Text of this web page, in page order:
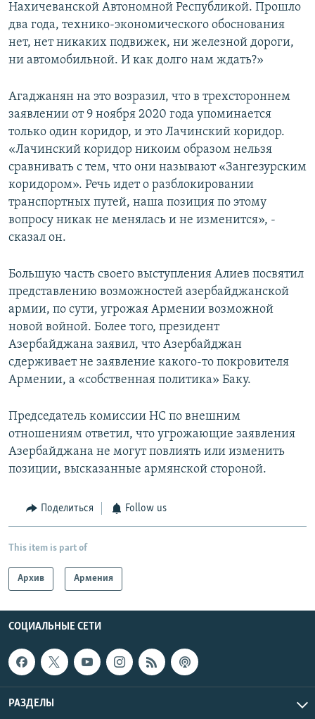
Нахичеванской Автономной Республикой. Прошло
два года, технико-экономического обоснования
нет, нет никаких подвижек, ни железной дороги,
ни автомобильной. И как долго нам ждать?»
Агаджанян на это возразил, что в трехстороннем
заявлении от 9 ноября 2020 года упоминается
только один коридор, и это Лачинский коридор.
«Лачинский коридор никоим образом нельзя
сравнивать с тем, что они называют «Зангезурским
коридором». Речь идет о разблокировании
транспортных путей, наша позиция по этому
вопросу никак не менялась и не изменится», -
сказал он.
Большую часть своего выступления Алиев посвятил
представлению возможностей азербайджанской
армии, по сути, угрожая Армении возможной
новой войной. Более того, президент
Азербайджана заявил, что Азербайджан
сдерживает не заявление какого-то покровителя
Армении, а «собственная политика» Баку.
Председатель комиссии НС по внешним
отношениям ответил, что угрожающие заявления
Азербайджана не могут повлиять или изменить
позиции, высказанные армянской стороной.
Поделиться Follow us
This item is part of
Архив Армения
СОЦИАЛЬНЫЕ СЕТИ
РАЗДЕЛЫ